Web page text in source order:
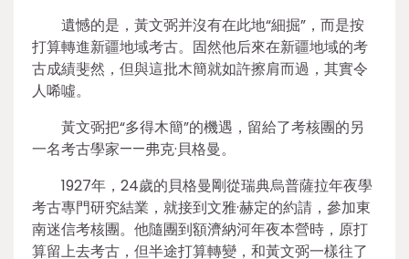
遺憾的是，黃文弼并沒有在此地“細掘”，而是按
打算轉進新疆地域考古。固然他后來在新疆地域的考
古成績斐然，但與這批木簡就如許擦肩而過，其實令
人唏噓。
黃文弼把“多得木簡”的機遇，留給了考核團的另
一名考古學家——弗克·貝格曼。
1927年，24歲的貝格曼剛從瑞典烏普薩拉年夜學
考古專門研究結業，就接到文雅·赫定的約請，參加東
南迷信考核團。他隨團到額濟納河年夜本營時，原打
算留上去考古，但半途打算轉變，和黃文弼一樣往了